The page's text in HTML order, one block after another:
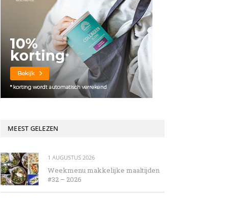
MEEST GELEZEN
1 AUGUSTUS 2026
Weekmenu makkelijke maaltijden
#32 – 2026